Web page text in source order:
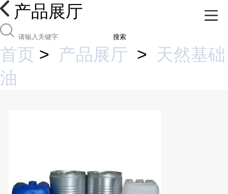
产品展厅
搜索
首页 > 产品展厅 > 天然基础
油